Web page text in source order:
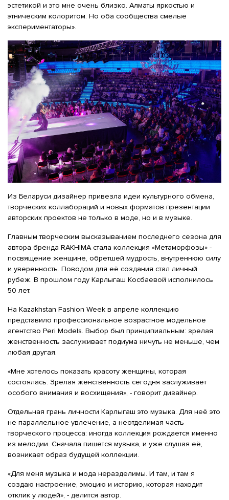
эстетикой и это мне очень близко. Алматы яркостью и
этническим колоритом. Но оба сообщества смелые
экспериментаторы».
Из Беларуси дизайнер привезла идеи культурного обмена,
творческих коллабораций и новых форматов презентации
авторских проектов не только в моде, но и в музыке.
Главным творческим высказыванием последнего сезона для
автора бренда RAKHIMA стала коллекция «Метаморфозы» -
посвящение женщине, обретшей мудрость, внутреннюю силу
и уверенность. Поводом для её создания стал личный
рубеж. В прошлом году Карлыгаш Косбаевой исполнилось
50 лет.
На Kazakhstan Fashion Week в апреле коллекцию
представило профессиональное возрастное модельное
агентство Peri Models. Выбор был принципиальным: зрелая
женственность заслуживает подиума ничуть не меньше, чем
любая другая.
«Мне хотелось показать красоту женщины, которая
состоялась. Зрелая женственность сегодня заслуживает
особого внимания и восхищения», - говорит дизайнер.
Отдельная грань личности Карлыгаш это музыка. Для неё это
не параллельное увлечение, а неотделимая часть
творческого процесса: иногда коллекция рождается именно
из мелодии. Сначала пишется музыка, и уже слушая её,
возникает образ будущей коллекции.
«Для меня музыка и мода неразделимы. И там, и там я
создаю настроение, эмоцию и историю, которая находит
отклик у людей», - делится автор.